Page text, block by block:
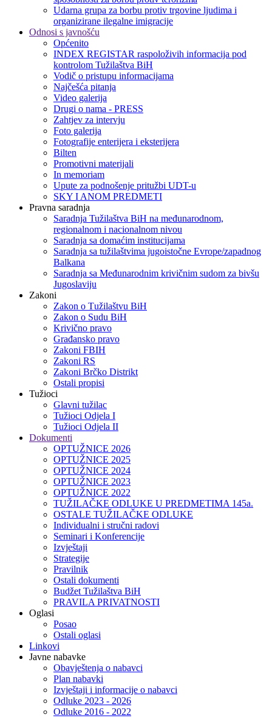
Udarna grupa za borbu protiv trgovine ljudima i
organizirane ilegalne imigracije
Odnosi s javnošću
Općenito
INDEX REGISTAR raspoloživih informacija pod
kontrolom Tužilaštva BiH
Vodič o pristupu informacijama
Najčešća pitanja
Video galerija
Drugi o nama - PRESS
Zahtjev za intervju
Foto galerija
Fotografije enterijera i eksterijera
Bilten
Promotivni materijali
In memoriam
Upute za podnošenje pritužbi UDT-u
SKY I ANOM PREDMETI
Pravna saradnja
Saradnja Tužilaštva BiH na međunarodnom,
regionalnom i nacionalnom nivou
Saradnja sa domaćim institucijama
Saradnja sa tužilaštvima jugoistočne Evrope/zapadnog
Balkana
Saradnja sa Međunarodnim krivičnim sudom za bivšu
Jugoslaviju
Zakoni
Zakon o Тužilaštvu BiH
Zakon o Sudu BiH
Krivično pravo
Građansko pravo
Zakoni FBIH
Zakoni RS
Zakoni Brčko Distrikt
Ostali propisi
Tužioci
Glavni tužilac
Tužioci Odjela I
Tužioci Odjela II
Dokumenti
OPTUŽNICE 2026
OPTUŽNICE 2025
OPTUŽNICE 2024
OPTUŽNICE 2023
OPTUŽNICE 2022
TUŽILAČKE ODLUKE U PREDMETIMA 145a.
OSTALE TUŽILAČKE ODLUKE
Individualni i stručni radovi
Seminari i Konferencije
Izvještaji
Strategije
Pravilnik
Ostali dokumenti
Budžet Tužilaštva BiH
PRAVILA PRIVATNOSTI
Oglasi
Posao
Ostali oglasi
Linkovi
Javne nabavke
Obavještenja o nabavci
Plan nabavki
Izvještaji i informacije o nabavci
Odluke 2023 - 2026
Odluke 2016 - 2022